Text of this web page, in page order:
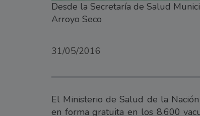
Desde la Secretaría de Salud
Arroyo Seco
31/05/2016
El Ministerio de Salud de la
en forma gratuita en los 8.600